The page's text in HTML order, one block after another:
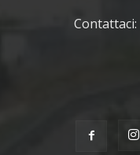
Contattaci: